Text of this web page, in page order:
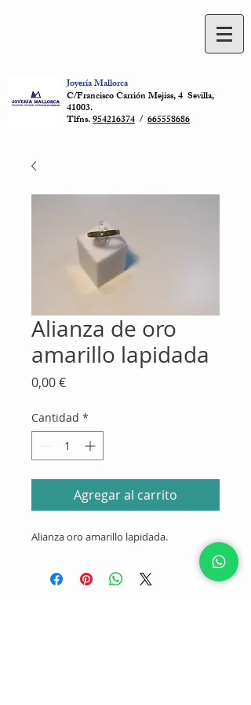
Joyería Mallorca
C/Francisco Carrión Mejías, 4 Sevilla,
41003.
Tlfns.954216374 / 665558686
Alianza de oro
amarillo lapidada
0,00 €Precio
Cantidad *
Agregar al carrito
Alianza oro amarillo lapidada.